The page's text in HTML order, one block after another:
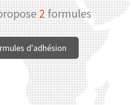
2 formules
d'adhésion